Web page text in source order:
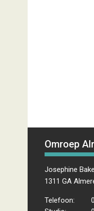
Omroep
Josephine
1311 GA
Telefoon: